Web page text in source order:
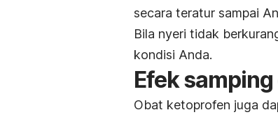
secara teratur sampai
Bila nyeri tidak
kondisi Anda.
Efek
Obat ketoprofen juga